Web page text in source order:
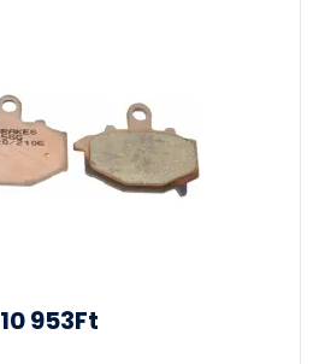
10 953Ft